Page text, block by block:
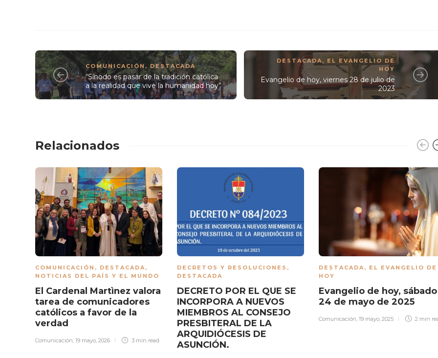
COMUNICACIÓN , DESTACADA
“Sínodo es pasar de la tradición católica
a la realidad que vive la humanidad hoy”
DESTACADA, EL EVANGELIO DE
HOY
Evangelio de hoy, viernes 28 de julio de
2023
Relacionados
COMUNICACIÓN , DESTACADA,
NOTICIAS DEL PAÍS Y EL MUNDO
El Cardenal Martìnez valora
tarea de comunicadores
católicos a favor de la
verdad
Comunicación, 19 mayo, 2026 3 min read
DECRETOS Y RESOLUCIONES ,
DESTACADA
DECRETO POR EL QUE SE
INCORPORA A NUEVOS
MIEMBROS AL CONSEJO
PRESBITERAL DE LA
ARQUIDIÓCESIS DE
ASUNCIÓN.
DESTACADA, EL EVANGELIO DE
HOY
Evangelio de hoy, sábado
24 de mayo de 2025
Comunicación, 19 mayo, 2025 2 min